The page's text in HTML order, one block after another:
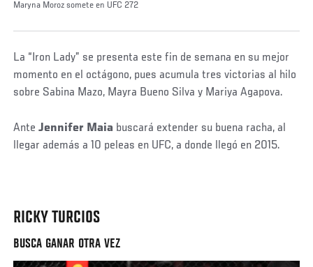
Maryna Moroz somete en UFC 272
La “Iron Lady” se presenta este fin de semana en su mejor
momento en el octágono, pues acumula tres victorias al hilo
sobre Sabina Mazo, Mayra Bueno Silva y Mariya Agapova.
AnteJennifer Maia buscará extender su buena racha, al
llegar además a 10 peleas en UFC, a donde llegó en 2015.
RICKY TURCIOS
BUSCA GANAR OTRA VEZ